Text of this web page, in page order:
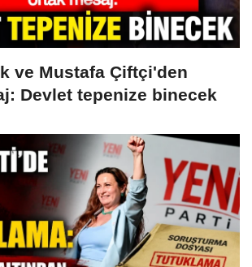
ve Mustafa Çiftçi'den
Devlet tepenize binecek